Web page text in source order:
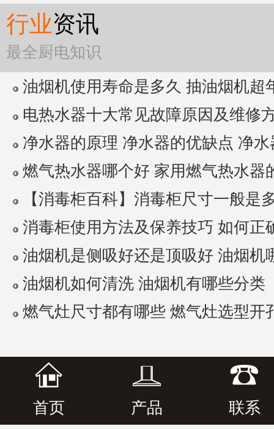
行业资讯
最全厨电知识
油烟机使用寿命是多久 抽油烟机超
电热水器十大常见故障原因及维修
净水器的原理 净水器的优缺点 净水
燃气热水器哪个好 家用燃气热水器
【消毒柜百科】消毒柜尺寸一般是
消毒柜使用方法及保养技巧 如何正
油烟机是侧吸好还是顶吸好 油烟机
油烟机如何清洗 油烟机有哪些分类
燃气灶尺寸都有哪些 燃气灶选型开
首页 产品 联系